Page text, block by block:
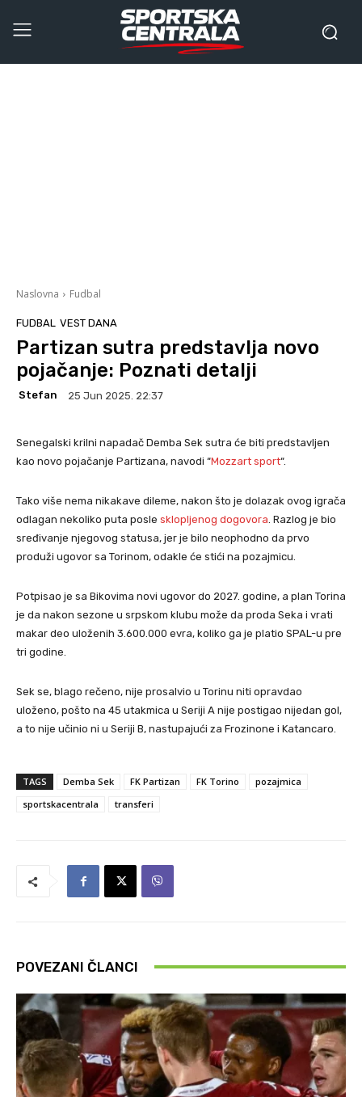
Naslovna Fudbal
FUDBAL VEST DANA
Partizan sutra predstavlja novo
pojačanje: Poznati detalji
Stefan 25 Jun 2025. 22:37
Senegalski krilni napadač Demba Sek sutra će biti predstavljen
kao novo pojačanje Partizana, navodi “Mozzart sport“.
Tako više nema nikakave dileme, nakon što je dolazak ovog igrača
odlagan nekoliko puta posle sklopljenog dogovora . Razlog je bio
sređivanje njegovog statusa, jer je bilo neophodno da prvo
produži ugovor sa Torinom, odakle će stići na pozajmicu.
Potpisao je sa Bikovima novi ugovor do 2027. godine, a plan Torina
je da nakon sezone u srpskom klubu može da proda Seka i vrati
makar deo uloženih 3.600.000 evra, koliko ga je platio SPAL-u pre
tri godine.
Sek se, blago rečeno, nije prosalvio u Torinu niti opravdao
uloženo, pošto na 45 utakmica u Seriji A nije postigao nijedan gol,
a to nije učinio ni u Seriji B, nastupajući za Frozinone i Katancaro.
TAGS Demba Sek FK Partizan FK Torino
pozajmica
sportskacentrala
transferi
POVEZANI ČLANCI